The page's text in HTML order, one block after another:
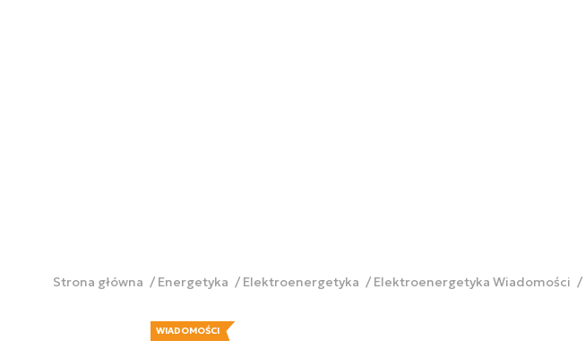
Strona główna Energetyka Elektroenergetyka Elektroenergetyka Wiadomości
WIADOMOŚCI